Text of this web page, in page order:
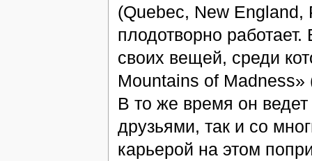
(Quebec, New
плодотворно
своих вещей, среди
Mountains of
В то же время он
друзьями, так и со
карьерой на этом